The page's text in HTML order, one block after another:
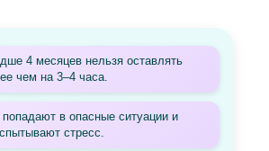
4 месяцев нельзя оставлять
чем на 3–4 часа.
в опасные ситуации и
стресс.